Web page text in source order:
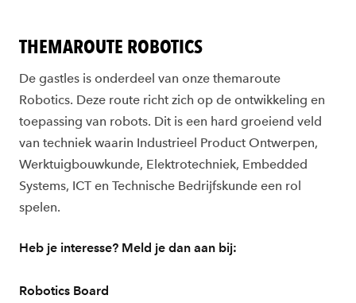
THEMAROUTE ROBOTICS
De gastles is onderdeel van onze themaroute
Robotics. Deze route richt zich op de ontwikkeling en
toepassing van robots. Dit is een hard groeiend veld
van techniek waarin Industrieel Product Ontwerpen,
Werktuigbouwkunde, Elektrotechniek, Embedded
Systems, ICT en Technische Bedrijfskunde een rol
spelen.
Heb je interesse? Meld je dan aan bij:
Robotics Board